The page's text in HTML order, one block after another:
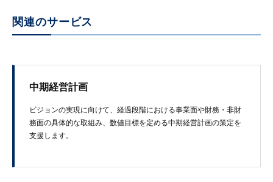
関連のサービス
中期経営計画
ビジョンの​実現に​向けて、​経過段階に​おける​事業面や​財務・非財
務面の​具体的な​取組み、​数値目標を​定める​中期経営計画の​策定を​
支援します。